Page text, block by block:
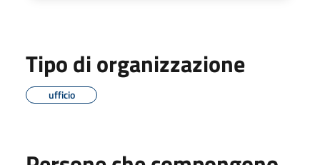
Tipo di organizzazione
ufficio